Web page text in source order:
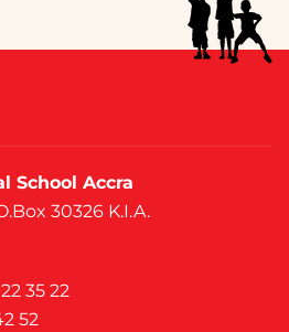
School Accra
30326 K.I.A.
35 22
52